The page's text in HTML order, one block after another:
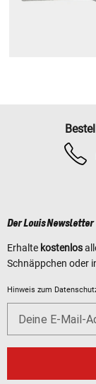
Der Louis Newsletter
Erhalte kostenlos
Schnäppchen oder
Hinweis zum
Deine E-Mail-